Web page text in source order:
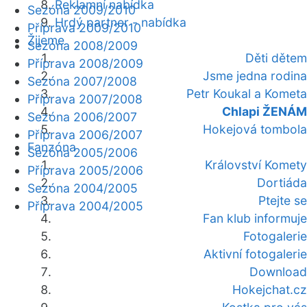
Reklamní nabídka
Hrdý partner - nabídka
Žijeme
Děti dětem
Jsme jedna rodina
Petr Koukal a Kometa
Chlapi ŽENÁM
Hokejová tombola
Fanzóna
Království Komety
Dortiáda
Ptejte se
Fan klub informuje
Fotogalerie
Aktivní fotogalerie
Download
Hokejchat.cz
Sezóna 2009/2010
Příprava 2009/2010
Sezóna 2008/2009
Příprava 2008/2009
Sezóna 2007/2008
Příprava 2007/2008
Sezóna 2006/2007
Příprava 2006/2007
Sezóna 2005/2006
Příprava 2005/2006
Sezóna 2004/2005
Příprava 2004/2005